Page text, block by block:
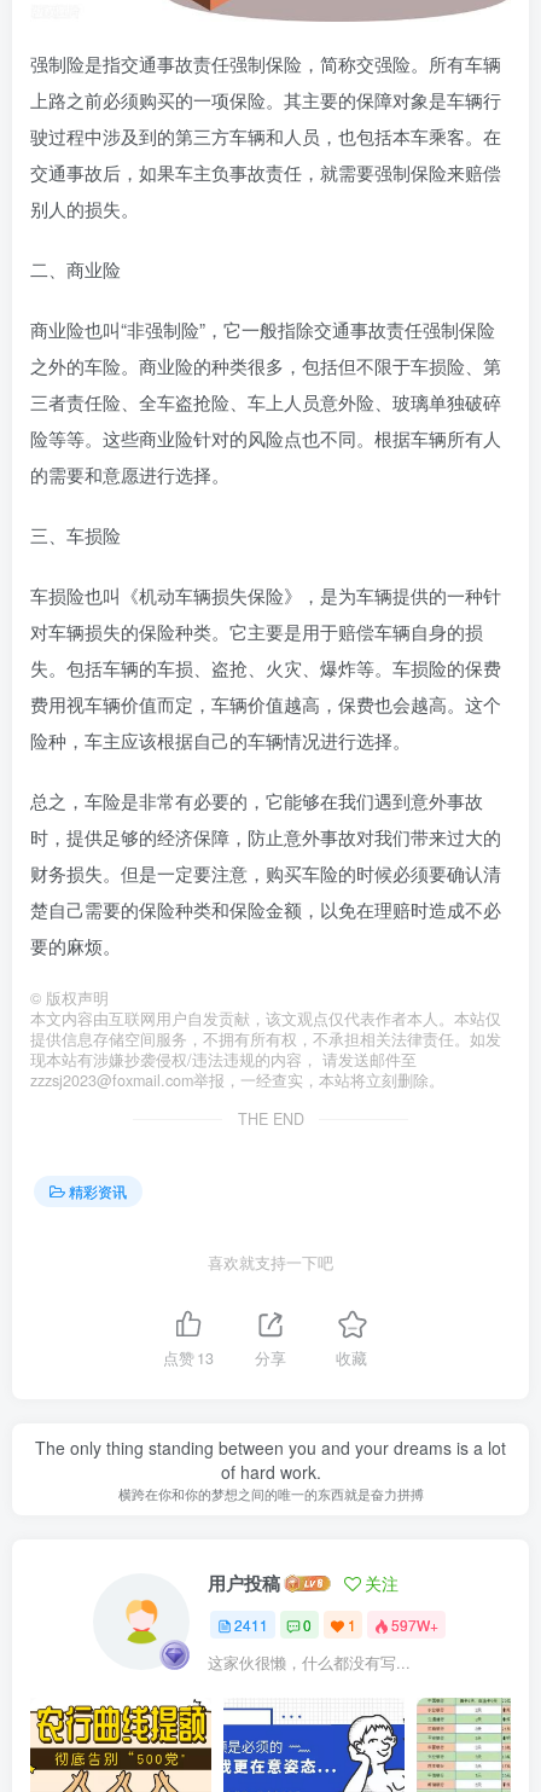
强制险是指交通事故责任强制保险，简称交强险。所有车辆
上路之前必须购买的一项保险。其主要的保障对象是车辆行
驶过程中涉及到的第三方车辆和人员，也包括本车乘客。在
交通事故后，如果车主负事故责任，就需要强制保险来赔偿
别人的损失。
二、商业险
商业险也叫“非强制险”，它一般指除交通事故责任强制保险
之外的车险。商业险的种类很多，包括但不限于车损险、第
三者责任险、全车盗抢险、车上人员意外险、玻璃单独破碎
险等等。这些商业险针对的风险点也不同。根据车辆所有人
的需要和意愿进行选择。
三、车损险
车损险也叫《机动车辆损失保险》，是为车辆提供的一种针
对车辆损失的保险种类。它主要是用于赔偿车辆自身的损
失。包括车辆的车损、盗抢、火灾、爆炸等。车损险的保费
费用视车辆价值而定，车辆价值越高，保费也会越高。这个
险种，车主应该根据自己的车辆情况进行选择。
总之，车险是非常有必要的，它能够在我们遇到意外事故
时，提供足够的经济保障，防止意外事故对我们带来过大的
财务损失。但是一定要注意，购买车险的时候必须要确认清
楚自己需要的保险种类和保险金额，以免在理赔时造成不必
要的麻烦。
© 版权声明
本文内容由互联网用户自发贡献，该文观点仅代表作者本人。本站仅
提供信息存储空间服务，不拥有所有权，不承担相关法律责任。如发
现本站有涉嫌抄袭侵权/违法违规的内容， 请发送邮件至
zzzsj2023@foxmail.com举报，一经查实，本站将立刻删除。
THE END
精彩资讯
喜欢就支持一下吧
点赞13 分享 收藏
The only thing standing between you and your dreams is a lot
of hard work.
横跨在你和你的梦想之间的唯一的东西就是奋力拼搏
用户投稿 关注
2411 0 1 597W+
这家伙很懒，什么都没有写...